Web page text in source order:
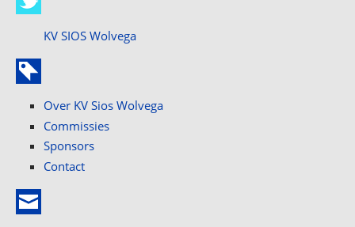
KV SIOS Wolvega
Over KV Sios Wolvega
Commissies
Sponsors
Contact